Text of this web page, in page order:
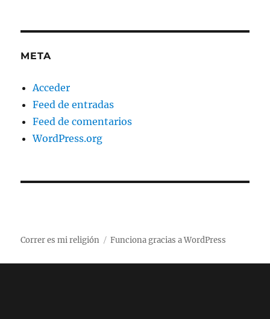
META
Acceder
Feed de entradas
Feed de comentarios
WordPress.org
Correr es mi religión Funciona gracias a WordPress